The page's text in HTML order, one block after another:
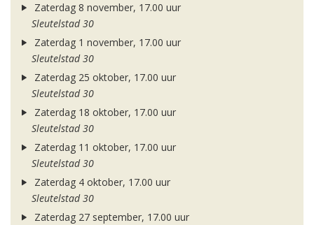
Zaterdag 8 november, 17.00 uur
Sleutelstad 30
Zaterdag 1 november, 17.00 uur
Sleutelstad 30
Zaterdag 25 oktober, 17.00 uur
Sleutelstad 30
Zaterdag 18 oktober, 17.00 uur
Sleutelstad 30
Zaterdag 11 oktober, 17.00 uur
Sleutelstad 30
Zaterdag 4 oktober, 17.00 uur
Sleutelstad 30
Zaterdag 27 september, 17.00 uur